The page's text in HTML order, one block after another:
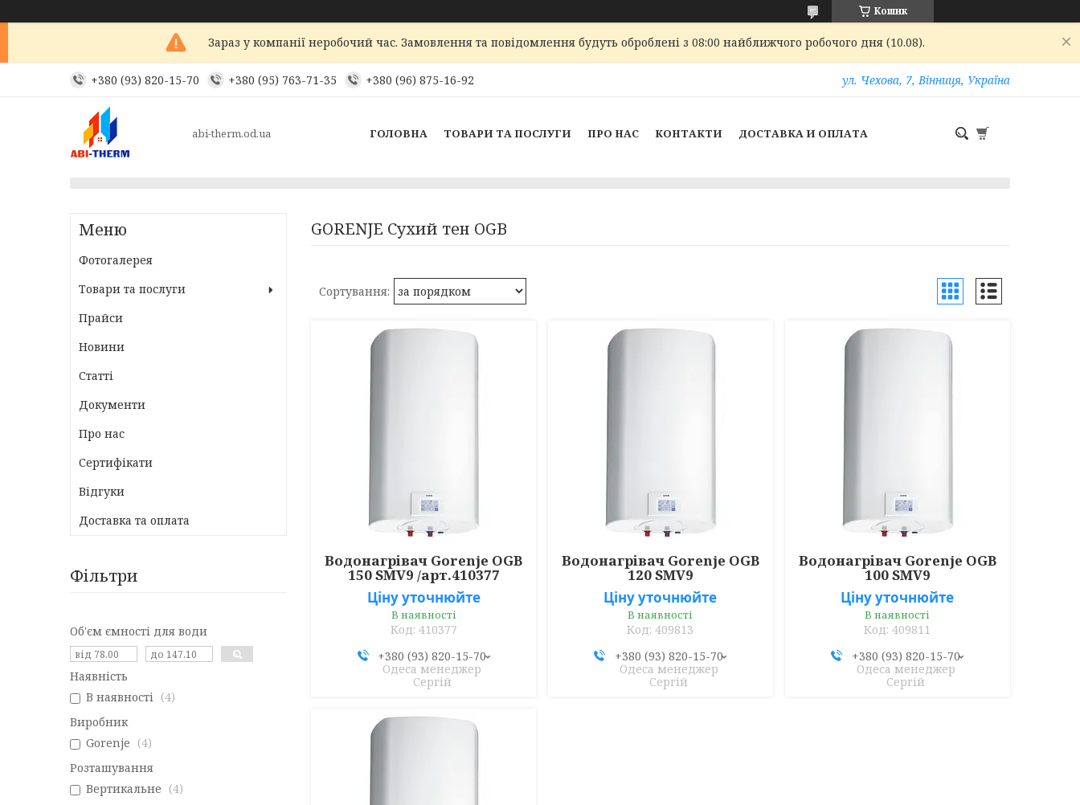
Кошик
Зараз у компанії неробочий час. Замовлення та повідомлення будуть оброблені з 08:00 найближчого робочого дня (10.08).
+380 (93) 820-15-70 +380 (95) 763-71-35 +380 (96) 875-16-92 ул. Чехова, 7, Вінниця, Україна
abi-therm.od.ua ГОЛОВНА ТОВАРИ ТА ПОСЛУГИ ПРО НАС КОНТАКТИ ДОСТАВКА И ОПЛАТА
GORENJE Сухий тен OGB
Водонагрівач Gorenje OGB
150 SMV9 /арт.410377
Ціну уточнюйте
В наявності
410377
+380 (93) 820-15-70
Одеса менеджер
Сергій
Водонагрівач Gorenje OGB
120 SMV9
Ціну уточнюйте
В наявності
409813
+380 (93) 820-15-70
Одеса менеджер
Сергій
Водонагрівач Gorenje OGB
100 SMV9
Ціну уточнюйте
В наявності
409811
+380 (93) 820-15-70
Одеса менеджер
Сергій
Фотогалерея
Товари та послуги
Прайси
Новини
Статті
Документи
Про нас
Сертифікати
Відгуки
Доставка та оплата
Фільтри
Об'єм ємності для води
Наявність
В наявності
4
Виробник
Gorenje
4
Розташування
Вертикальне
4